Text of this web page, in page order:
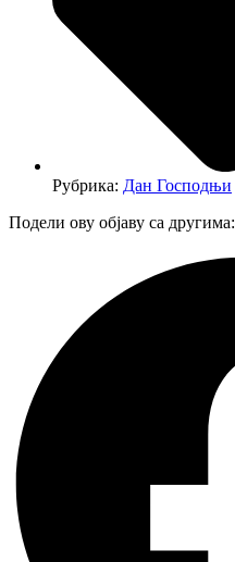
Рубрика: Дан Господњи
Подели ову објаву са другима: